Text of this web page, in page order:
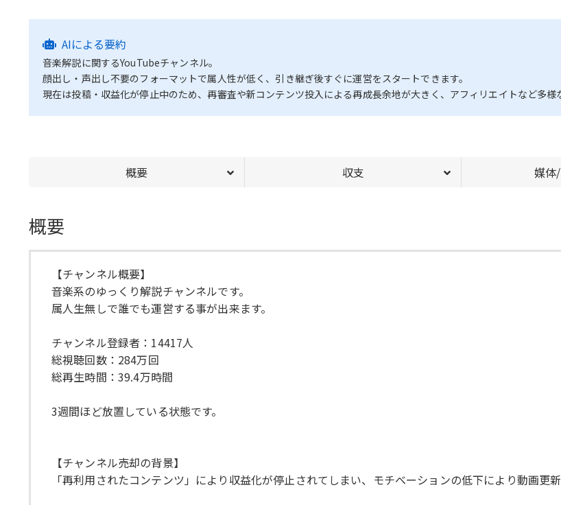
AIによる要約
音楽解説に関するYouTubeチャンネル。
顔出し・声出し不要のフォーマットで属人性が低く、引き継ぎ後すぐに運営をスタートできます。
現在は投稿・収益化が停止中のため、再審査や新コンテンツ投入による再成長余地が大きく、アフィリエイトなど多様
概要 収支 媒体
概要
【チャンネル概要】
音楽系のゆっくり解説チャンネルです。
属人生無しで誰でも運営する事が出来ます。
チャンネル登録者：14417人
総視聴回数：284万回
総再生時間：39.4万時間
3週間ほど放置している状態です。
【チャンネル売却の背景】
「再利用されたコンテンツ」により収益化が停止されてしまい、モチベーションの低下により動画更